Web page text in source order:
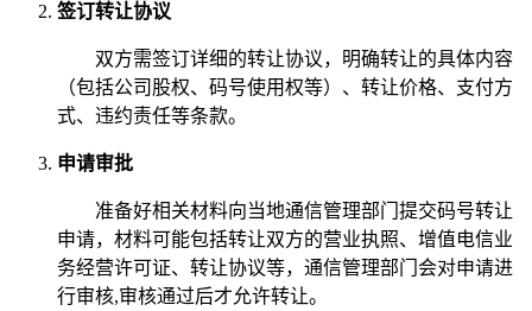
签订转让协议
双方需签订详细的转让协议，明确转让的具体内容
（包括公司股权、码号使用权等）、转让价格、支付方
式、违约责任等条款。
申请审批
准备好相关材料向当地通信管理部门提交码号转让
申请，材料可能包括转让双方的营业执照、增值电信业
务经营许可证、转让协议等，通信管理部门会对申请进
行审核,审核通过后才允许转让。